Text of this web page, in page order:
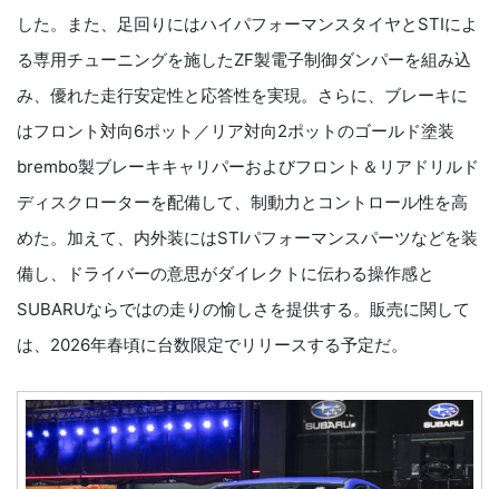
した。また、足回りにはハイパフォーマンスタイヤとSTIによ
る専用チューニングを施したZF製電子制御ダンパーを組み込
み、優れた走行安定性と応答性を実現。さらに、ブレーキに
はフロント対向6ポット／リア対向2ポットのゴールド塗装
brembo製ブレーキキャリパーおよびフロント＆リアドリルド
ディスクローターを配備して、制動力とコントロール性を高
めた。加えて、内外装にはSTIパフォーマンスパーツなどを装
備し、ドライバーの意思がダイレクトに伝わる操作感と
SUBARUならではの走りの愉しさを提供する。販売に関して
は、2026年春頃に台数限定でリリースする予定だ。